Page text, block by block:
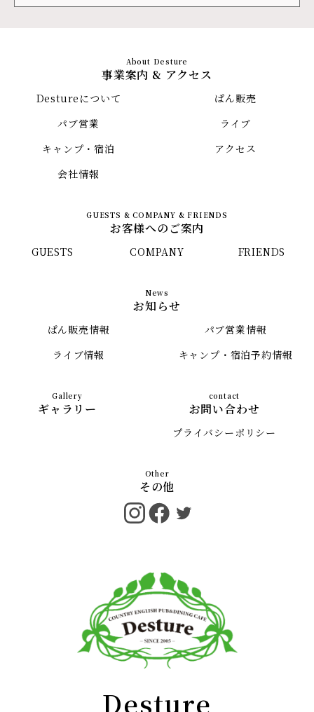
事業案内 & アクセス
Destureについて
ぱん販売
パブ営業
ライブ
キャンプ・宿泊
アクセス
会社情報
お客様へのご案内
GUESTS COMPANY FRIENDS
お知らせ
ぱん販売情報
パブ営業情報
ライブ情報
キャンプ・宿泊予約情報
ギャラリー お問い合わせ
プライバシーポリシー
その他
Desture